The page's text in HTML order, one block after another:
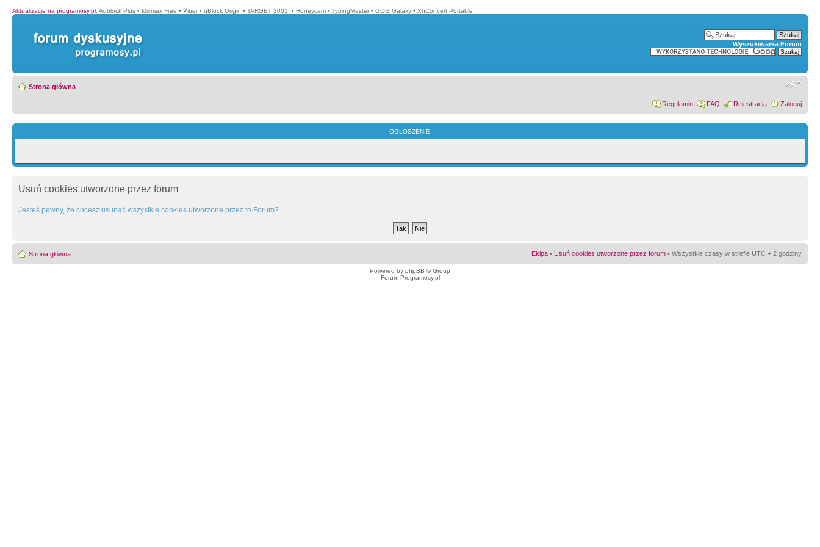
Aktualizacje na programosy.pl: Adblock Plus • Mixmax Free • Viber • uBlock Origin • TARGET 3001! • Honeycam • TypingMaster • GOG Galaxy • XnConvert Portable
Wyszukiwarka Forum
Strona główna
Regulamin FAQ Rejestracja Zaloguj
OGŁOSZENIE:
Usuń cookies utworzone przez forum
Jesteś pewny, że chcesz usunąć wszystkie cookies utworzone przez to Forum?
Strona główna Ekipa • Usuń cookies utworzone przez forum • Wszystkie czasy w strefie UTC + 2 godziny
Powered by phpBB © Group
Forum Programosy.pl